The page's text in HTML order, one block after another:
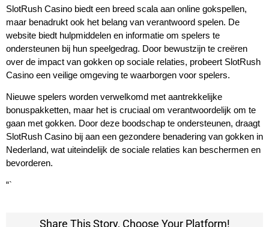
SlotRush Casino biedt een breed scala aan online gokspellen,
maar benadrukt ook het belang van verantwoord spelen. De
website biedt hulpmiddelen en informatie om spelers te
ondersteunen bij hun speelgedrag. Door bewustzijn te creëren
over de impact van gokken op sociale relaties, probeert SlotRush
Casino een veilige omgeving te waarborgen voor spelers.
Nieuwe spelers worden verwelkomd met aantrekkelijke
bonuspakketten, maar het is cruciaal om verantwoordelijk om te
gaan met gokken. Door deze boodschap te ondersteunen, draagt
SlotRush Casino bij aan een gezondere benadering van gokken in
Nederland, wat uiteindelijk de sociale relaties kan beschermen en
bevorderen.
“`
Share This Story, Choose Your Platform!